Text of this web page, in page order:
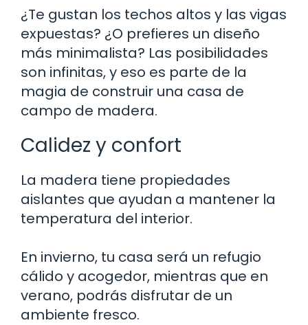
¿Te gustan los techos altos y las vigas
expuestas? ¿O prefieres un diseño
más minimalista? Las posibilidades
son infinitas, y eso es parte de la
magia de construir una casa de
campo de madera.
Calidez y confort
La madera tiene propiedades
aislantes que ayudan a mantener la
temperatura del interior.
En invierno, tu casa será un refugio
cálido y acogedor, mientras que en
verano, podrás disfrutar de un
ambiente fresco.